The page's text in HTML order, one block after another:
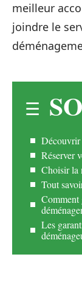
meilleur
joindre le
Découvrir
Réserver
Choisir la
Tout
Comment
Les